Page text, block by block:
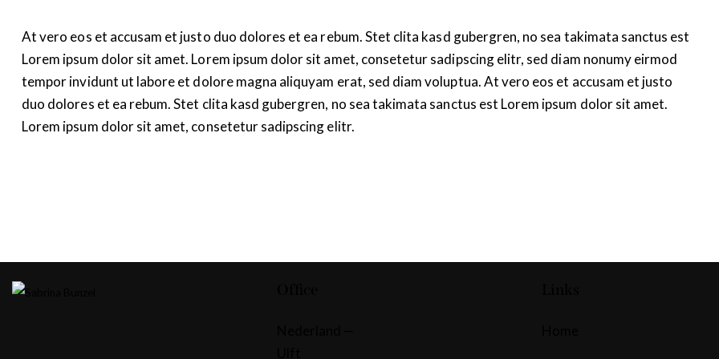
At vero eos et accusam et justo duo dolores et ea rebum. Stet clita kasd gubergren, no sea takimata sanctus est
Lorem ipsum dolor sit amet. Lorem ipsum dolor sit amet, consetetur sadipscing elitr, sed diam nonumy eirmod
tempor invidunt ut labore et dolore magna aliquyam erat, sed diam voluptua. At vero eos et accusam et justo
duo dolores et ea rebum. Stet clita kasd gubergren, no sea takimata sanctus est Lorem ipsum dolor sit amet.
Lorem ipsum dolor sit amet, consetetur sadipscing elitr.